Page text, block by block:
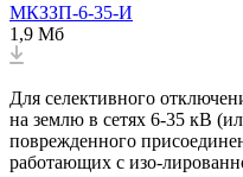
МКЗЗП-6-35-И
1,9 Мб
Для селективного
на землю в сетях 6-35 кВ
поврежденного
работающих с изо-